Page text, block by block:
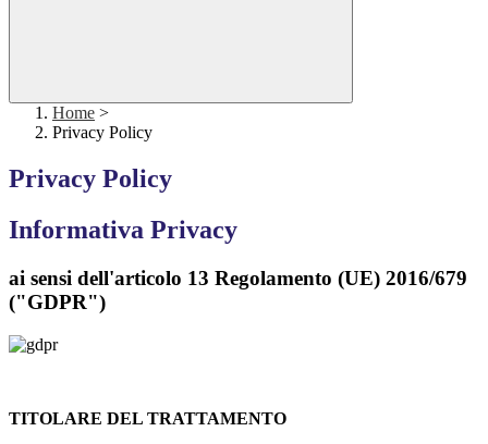
Home >
Privacy Policy
Privacy Policy
Informativa Privacy
ai sensi dell'articolo 13 Regolamento (UE) 2016/679
("GDPR")
TITOLARE DEL TRATTAMENTO